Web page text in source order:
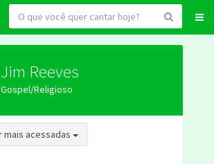
Jim Reeves
Gospel/Religioso
Ordenar por mais acessadas Toggle Dropdown